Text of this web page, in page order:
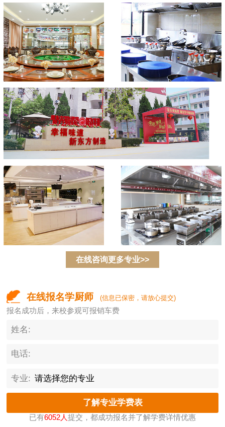
在线咨询更多专业>>
在线报名学厨师 (信息已保密，请放心提交)
报名成功后，来校参观可报销车费
姓名:
电话:
专业:
已有6052人提交，都成功报名并了解学费详情优惠